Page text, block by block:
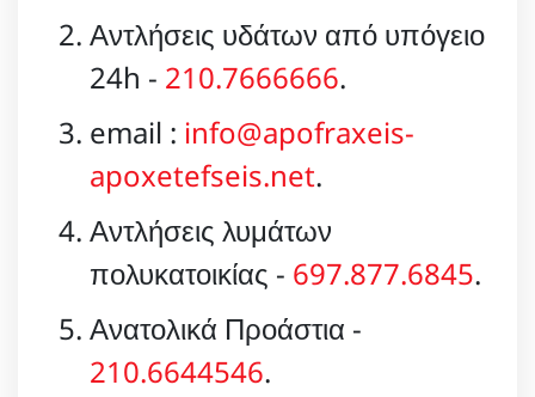
Αντλήσεις υδάτων από υπόγειο
24h - 210.7666666.
email : info@apofraxeis-
apoxetefseis.net.
Αντλήσεις λυμάτων
πολυκατοικίας - 697.877.6845.
Ανατολικά Προάστια -
210.6644546.